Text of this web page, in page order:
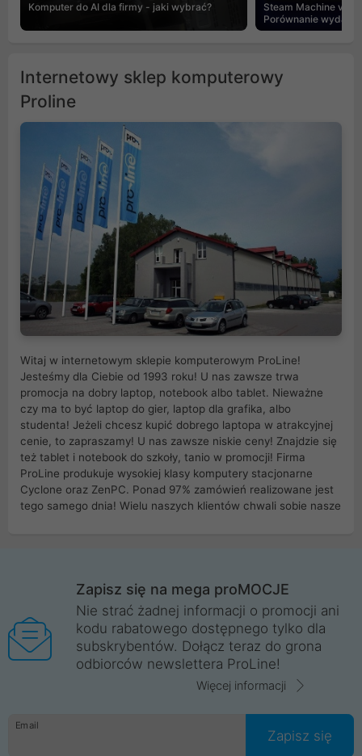
Komputer do AI dla firmy - jaki wybrać?
Steam Machine vs
Porównanie
Internetowy sklep komputerowy
Proline
Witaj w internetowym sklepie komputerowym ProLine!
Jesteśmy dla Ciebie od 1993 roku! U nas zawsze trwa
promocja na dobry laptop, notebook albo tablet. Nieważne
czy ma to być laptop do gier, laptop dla grafika, albo
studenta! Jeżeli chcesz kupić dobrego laptopa w atrakcyjnej
cenie, to zapraszamy! U nas zawsze niskie ceny! Znajdzie się
też tablet i notebook do szkoły, tanio w promocji! Firma
ProLine produkuje wysokiej klasy komputery stacjonarne
Cyclone oraz ZenPC. Ponad 97% zamówień realizowane jest
tego samego dnia! Wielu naszych klientów chwali sobie nasze
Wrocław, Poznań, Legnica, Katowice, Gliwice, Kalisz, Bytom,
Trzebnica, Opole. Szybka i profesjonalna obsługa!
ProLine to polska firma ze 100% polskim kapitałem. Działamy
legalnie i płacimy podatki w naszym kraju! Posiadamy siedzibę
główną w Mirkowie oraz salony na terenie kraju. Cała
komunikacja ze sklepem komputerowym ProLine jest
danych osobowych. Dlatego zakup notebooka albo laptopa w
ProLine to czysta przyjemność i pełne bezpieczeństwo.
Zaopatrzysz się u nas w akcesoria i części komputerowe
Zapisz się na mega proMOCJE
Nie strać żadnej informacji o promocji ani
kodu rabatowego dostępnego tylko dla
subskrybentów. Dołącz teraz do grona
odbiorców newslettera ProLine!
Więcej informacji
Email
Zapisz się